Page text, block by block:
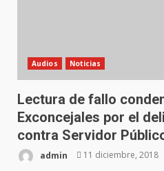
Audios Noticias
Lectura de fallo
Exconcejales por el
contra Servidor
admin 11 diciembre, 2018